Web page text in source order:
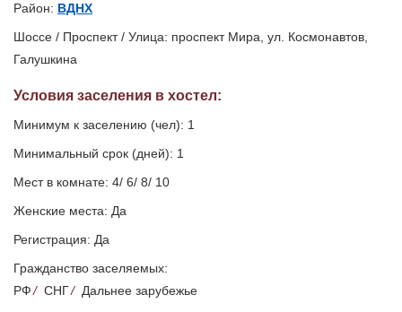
Район: ВДНХ
Шоссе / Проспект / Улица: проспект Мира, ул. Космонавтов,
Галушкина
Условия заселения в хостел:
Минимум к заселению (чел): 1
Минимальный срок (дней): 1
Мест в комнате: 4/ 6/ 8/ 10
Женские места: Да
Регистрация: Да
Гражданство заселяемых:
РФ/ СНГ/ Дальнее зарубежье